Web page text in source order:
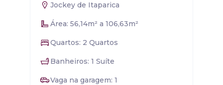
Jockey de Itaparica
Área: 56,14m² a 106,63m²
Quartos: 2 Quartos
Banheiros: 1 Suíte
Vaga na garagem: 1